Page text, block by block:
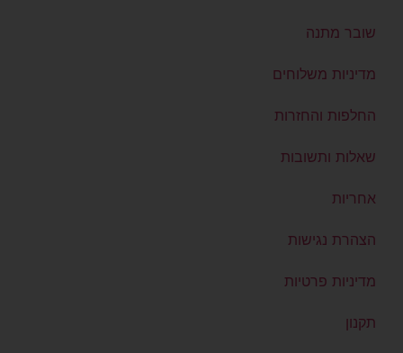
שובר מתנה
מדיניות משלוחים
החלפות והחזרות
שאלות ותשובות
אחריות
הצהרת נגישות
מדיניות פרטיות
תקנון